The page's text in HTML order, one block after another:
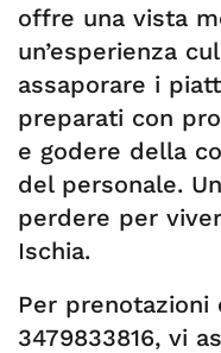
offre una vista
un’esperienza
assaporare i
preparati con
e godere della
del personale.
perdere per
Ischia.
Per prenotazioni
3479833816, vi